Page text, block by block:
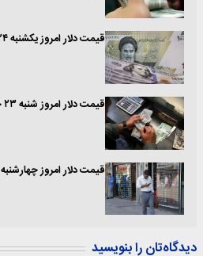
قیمت دلار امروز یکشنبه ۲۴ خرداد ۱۴۰۵
قیمت دلار امروز شنبه ۲۳ خرداد ۱۴۰۵
قیمت دلار امروز چهارشنبه ۲۰ خرداد ۱۴۰۵
دیدگاه‌تان را بنویسید